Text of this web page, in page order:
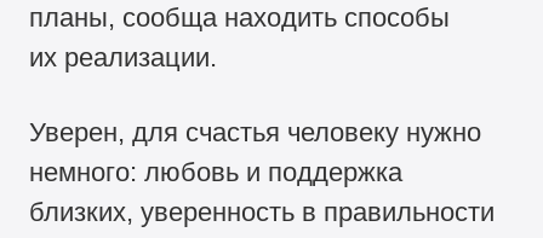
планы, сообща находить способы
их реализации.
Уверен, для счастья человеку нужно
немного: любовь и поддержка
близких, уверенность в правильности